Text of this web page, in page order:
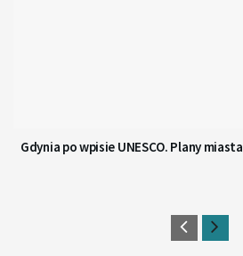
Gdynia po wpisie UNESCO. Plany miasta